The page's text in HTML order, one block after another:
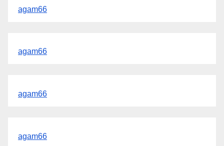
agam66
agam66
agam66
agam66